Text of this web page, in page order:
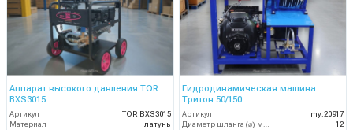
Аппарат высокого давления TOR
BXS3015
Артикул
TOR BXS3015
Материал
латунь
Гидродинамическая машина
Тритон 50/150
Артикул
my.20917
Диаметр шланга (⌀) мм:
12